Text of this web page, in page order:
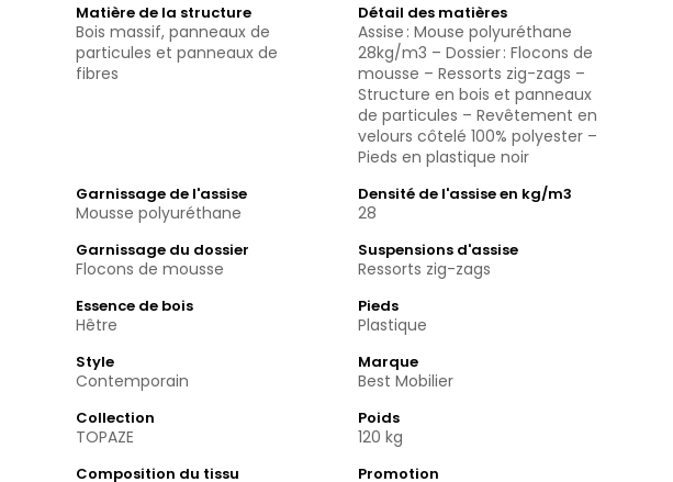
Matière de la structure
Bois massif, panneaux de
particules et panneaux de
fibres
Détail des matières
Assise : Mouse polyuréthane
28kg/m3 – Dossier : Flocons de
mousse – Ressorts zig-zags –
Structure en bois et panneaux
de particules – Revêtement en
velours côtelé 100% polyester –
Pieds en plastique noir
Garnissage de l'assise
Mousse polyuréthane
Densité de l'assise en kg/m3
28
Garnissage du dossier
Flocons de mousse
Suspensions d'assise
Ressorts zig-zags
Essence de bois
Hêtre
Pieds
Plastique
Style
Contemporain
Marque
Best Mobilier
Collection
TOPAZE
Poids
120 kg
Composition du tissu Promotion